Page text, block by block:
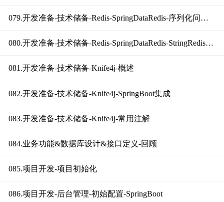
079.开发准备-技术储备-Redis-SpringDataRedis-序列化问题说明
080.开发准备-技术储备-Redis-SpringDataRedis-StringRedisTemplate
081.开发准备-技术储备-Knife4j-概述
082.开发准备-技术储备-Knife4j-SpringBoot集成
083.开发准备-技术储备-Knife4j-常用注解
084.业务功能&数据库设计&接口定义-回顾
085.项目开发-项目初始化
086.项目开发-后台管理-初始配置-SpringBoot